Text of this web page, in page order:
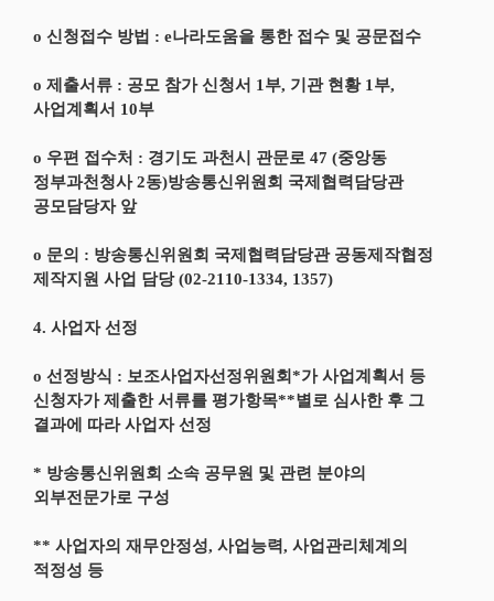
o 신청접수 방법 : e나라도움을 통한 접수 및 공문접수
o 제출서류 : 공모 참가 신청서 1부, 기관 현황 1부,
사업계획서 10부
o 우편 접수처 : 경기도 과천시 관문로 47 (중앙동
정부과천청사 2동)방송통신위원회 국제협력담당관
공모담당자 앞
o 문의 : 방송통신위원회 국제협력담당관 공동제작협정
제작지원 사업 담당 (02-2110-1334, 1357)
4. 사업자 선정
o 선정방식 : 보조사업자선정위원회*가 사업계획서 등
신청자가 제출한 서류를 평가항목**별로 심사한 후 그
결과에 따라 사업자 선정
* 방송통신위원회 소속 공무원 및 관련 분야의
외부전문가로 구성
** 사업자의 재무안정성, 사업능력, 사업관리체계의
적정성 등